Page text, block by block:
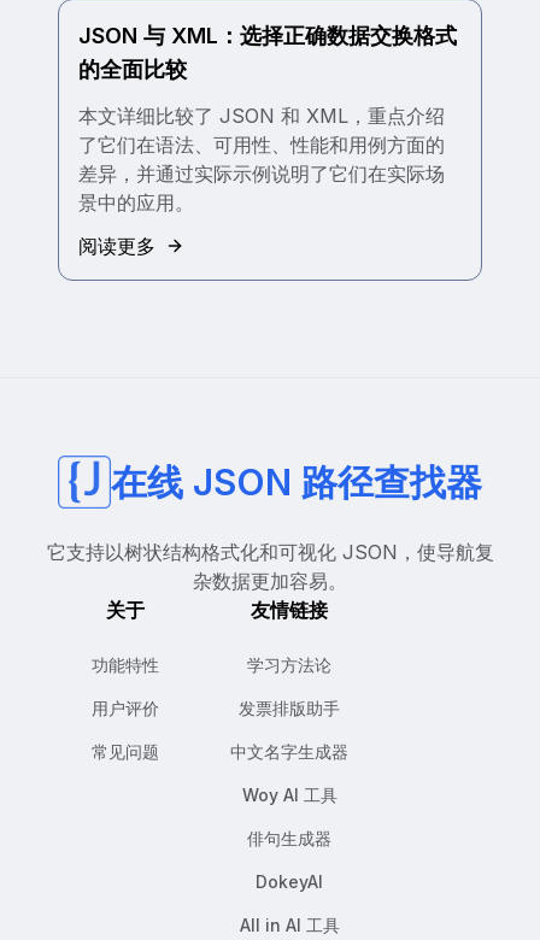
JSON 与 XML：选择正确数据交换格式
的全面比较
本文详细比较了 JSON 和 XML，重点介绍
了它们在语法、可用性、性能和用例方面的
差异，并通过实际示例说明了它们在实际场
景中的应用。
阅读更多
在线 JSON 路径查找器
它支持以树状结构格式化和可视化 JSON，使导航复
杂数据更加容易。
关于
功能特性
用户评价
常见问题
友情链接
学习方法论
发票排版助手
中文名字生成器
Woy AI 工具
俳句生成器
DokeyAI
All in AI 工具